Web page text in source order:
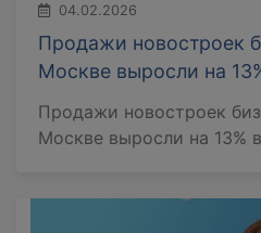
04.02.2026
Продажи новостроек
Москве выросли на
Продажи новостроек
Москве выросли на 13%